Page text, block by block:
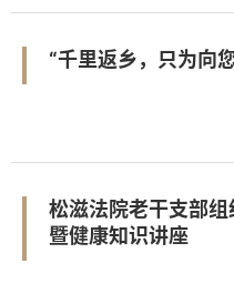
“千里返乡，只为向
松滋法院老干支部
暨健康知识讲座